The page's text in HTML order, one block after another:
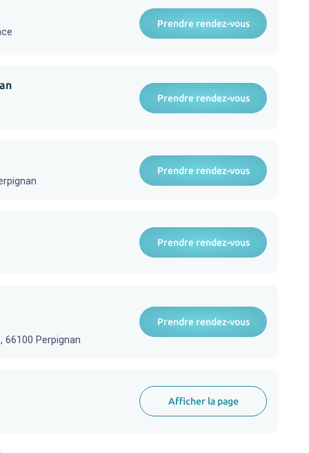
Prendre rendez-vous
Prendre rendez-vous
Prendre rendez-vous
Prendre rendez-vous
66100 Perpignan
Prendre rendez-vous
Afficher la page